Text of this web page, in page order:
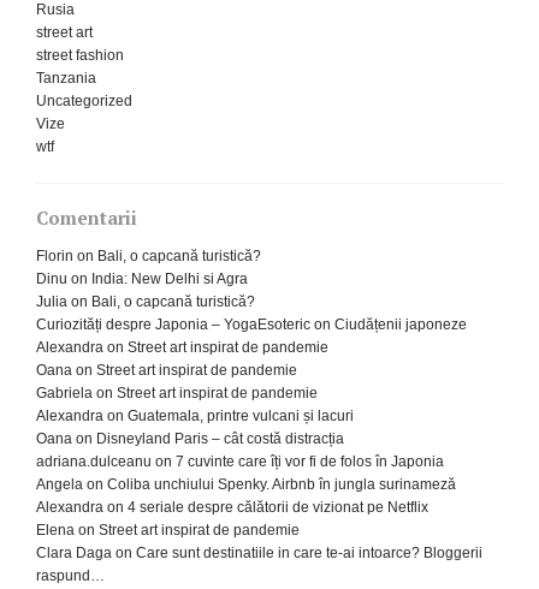
Rusia
street art
street fashion
Tanzania
Uncategorized
Vize
wtf
Comentarii
Florin on Bali, o capcană turistică?
Dinu on India: New Delhi si Agra
Julia on Bali, o capcană turistică?
Curiozități despre Japonia – YogaEsoteric on Ciudățenii japoneze
Alexandra on Street art inspirat de pandemie
Oana on Street art inspirat de pandemie
Gabriela on Street art inspirat de pandemie
Alexandra on Guatemala, printre vulcani și lacuri
Oana on Disneyland Paris – cât costă distracția
adriana.dulceanu on 7 cuvinte care îți vor fi de folos în Japonia
Angela on Coliba unchiului Spenky. Airbnb în jungla surinameză
Alexandra on 4 seriale despre călătorii de vizionat pe Netflix
Elena on Street art inspirat de pandemie
Clara Daga on Care sunt destinatiile in care te-ai intoarce? Bloggerii
raspund…